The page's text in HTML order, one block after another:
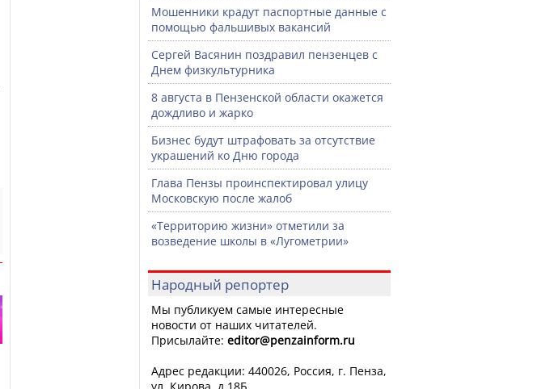
Мошенники крадут паспортные данные с
помощью фальшивых вакансий
Сергей Васянин поздравил пензенцев с
Днем физкультурника
8 августа в Пензенской области окажется
дождливо и жарко
Бизнес будут штрафовать за отсутствие
украшений ко Дню города
Глава Пензы проинспектировал улицу
Московскую после жалоб
«Территорию жизни» отметили за
возведение школы в «Лугометрии»
Народный репортер
Мы публикуем самые интересные
новости от наших читателей.
Присылайте: editor@penzainform.ru
Адрес редакции: 440026, Россия, г. Пенза,